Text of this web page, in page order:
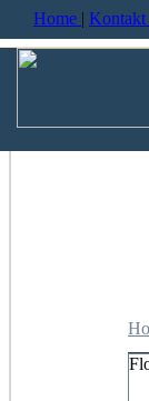
Home | Kontakt